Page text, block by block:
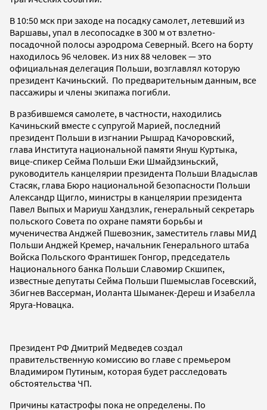
В 10:50 мск при заходе на посадку самолет, летевший из
Варшавы, упал в лесопосадке в 300 м от взлетно-
посадочной полосы аэродрома Северный. Всего на борту
находилось 96 человек. Из них 88 человек — это
официальная делегация Польши, возглавлял которую
президент Качиньский. По предварительным данным, все
пассажиры и члены экипажа погибли.
В разбившемся самолете, в частности, находились
Качиньский вместе с супругой Марией, последний
президент Польши в изгнании Рышрад Качоровский,
глава Института национальной памяти Януш Куртыка,
вице-спикер Сейма Польши Ежи Шмайдзиньский,
руководитель канцелярии президента Польши Владыслав
Стасяк, глава Бюро национальной безопасности Польши
Александр Щигло, министры в канцелярии президента
Павел Выпых и Мариуш Хандзлик, генеральный секретарь
польского Совета по охране памяти борьбы и
мученичества Анджей Пшевозник, заместитель главы МИД
Польши Анджей Кремер, начальник Генерального штаба
Войска Польского Франтишек Гонгор, председатель
Национального банка Польши Славомир Скшипек,
известные депутаты Сейма Польши Пшемыслав Госевский,
Збигнев Вассерман, Иоланта Шыманек-Дереш и Изабелла
Яруга-Новацка.
Президент РФ Дмитрий Медведев создал
правительственную комиссию во главе с премьером
Владимиром Путиным, которая будет расследовать
обстоятельства ЧП.
Причины катастрофы пока не определены. По